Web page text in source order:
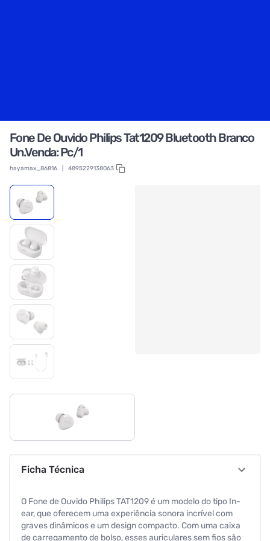
Fone De Ouvido Philips Tat1209 Bluetooth Branco
Un.Venda: Pc/1
hayamax_86816 4895229138063
Ficha Técnica
O Fone de Ouvido Philips TAT1209 é um modelo do tipo In-
ear, que oferecem uma experiência sonora incrível com
graves dinâmicos e um design compacto. Com uma caixa
de carregamento de bolso, esses auriculares sem fios são